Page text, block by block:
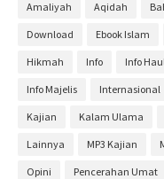
Amaliyah Aqidah
Download Ebook Islam
Hikmah Info Info
Info Majelis Internasional
Kajian Kalam Ulama
Lainnya MP3 Kajian
Opini Pencerahan Umat